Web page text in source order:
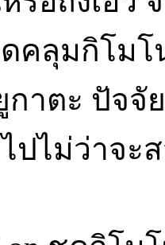
คลุมกิโม
กาตะ ปัจ
ปไม่ว่าจะ